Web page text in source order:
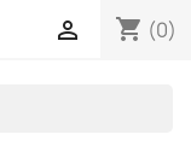
shopping_cart (0)
